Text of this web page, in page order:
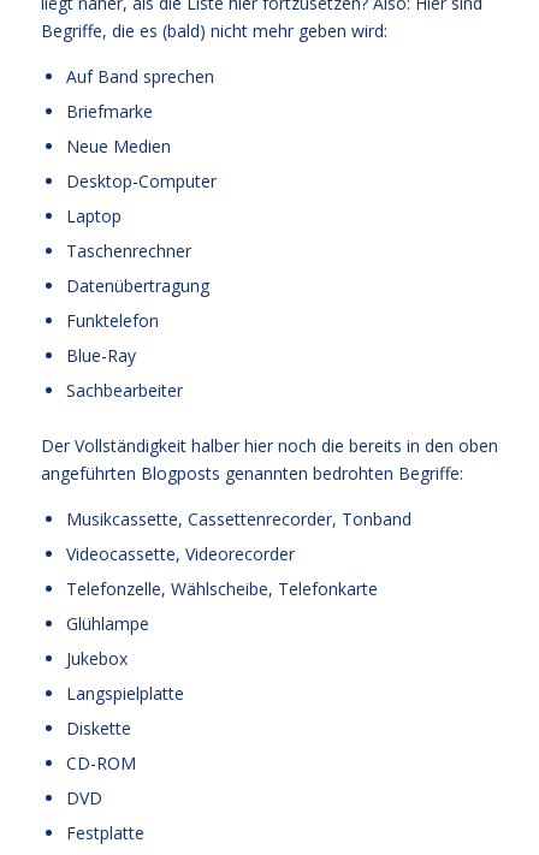
Begriffe, die es (bald) nicht mehr geben wird:
Auf Band sprechen
Briefmarke
Neue Medien
Desktop-Computer
Laptop
Taschenrechner
Datenübertragung
Funktelefon
Blue-Ray
Sachbearbeiter
Der Vollständigkeit halber hier noch die bereits in den oben
angeführten Blogposts genannten bedrohten Begriffe:
Musikcassette, Cassettenrecorder, Tonband
Videocassette, Videorecorder
Telefonzelle, Wählscheibe, Telefonkarte
Glühlampe
Jukebox
Langspielplatte
Diskette
CD-ROM
DVD
Festplatte